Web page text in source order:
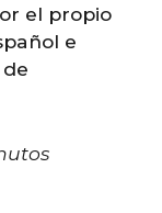
el propio
e